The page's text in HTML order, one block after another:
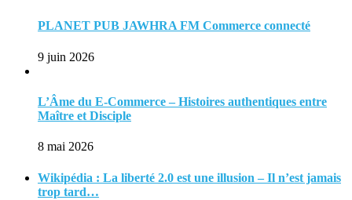
PLANET PUB JAWHRA FM Commerce connecté
9 juin 2026
L’Âme du E-Commerce – Histoires authentiques entre
Maître et Disciple
8 mai 2026
Wikipédia : La liberté 2.0 est une illusion – Il n’est jamais
trop tard…